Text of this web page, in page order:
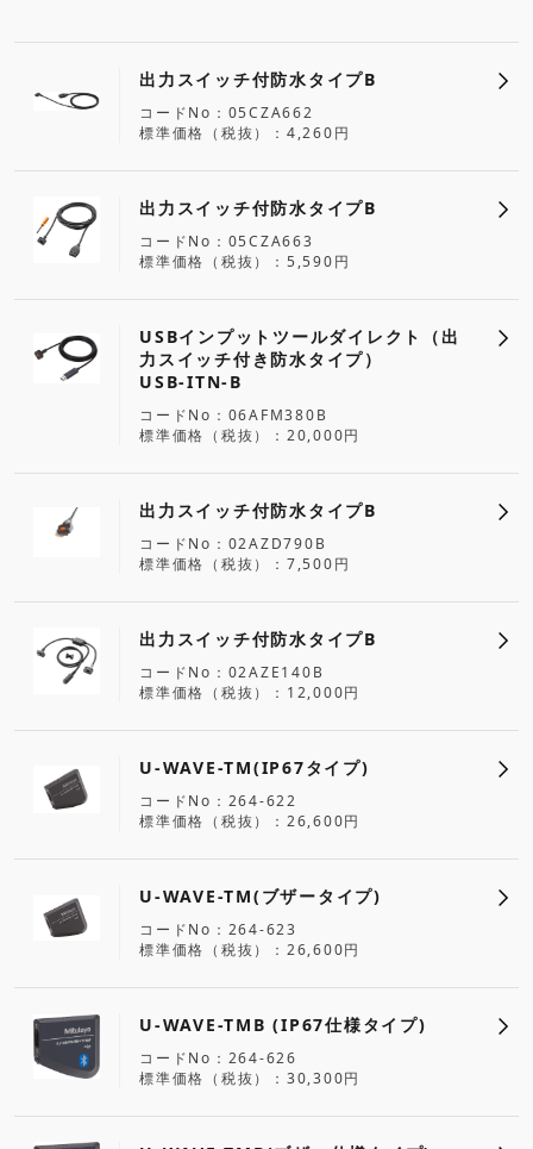
出力スイッチ付防水タイプB
コードNo
05CZA662
標準価格（税抜）
4,260円
出力スイッチ付防水タイプB
コードNo
05CZA663
標準価格（税抜）
5,590円
USBインプットツールダイレクト（出
力スイッチ付き防水タイプ）
USB-ITN-B
コードNo
06AFM380B
標準価格（税抜）
20,000円
出力スイッチ付防水タイプB
コードNo
02AZD790B
標準価格（税抜）
7,500円
出力スイッチ付防水タイプB
コードNo
02AZE140B
標準価格（税抜）
12,000円
U-WAVE-TM(IP67タイプ)
コードNo
264-622
標準価格（税抜）
26,600円
U-WAVE-TM(ブザータイプ)
コードNo
264-623
標準価格（税抜）
26,600円
U-WAVE-TMB (IP67仕様タイプ)
コードNo
264-626
標準価格（税抜）
30,300円